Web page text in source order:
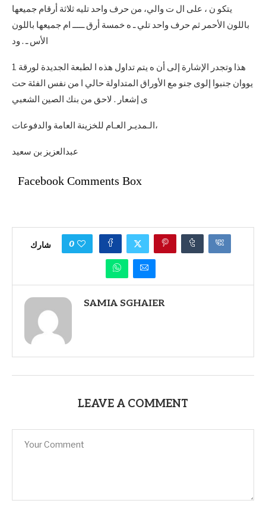
يتكو ن ، على ال ت والي، من حرف واحد تليه ثلاثة أرقام جميعها
باللون الأحمر ثم حرف واحد تلي ـ ه خمسة أرق ـــــ ام جميعها باللون
الأس ـ . ود
هذا وتجدر الإشارة إلى أن ه يتم تداول هذه ا لطبعة الجديدة لورقة 1
يووان جنبوا إلوى جنو مع الأوراق المتداولة حالي ا من نفس الفئة حت
ى إشعار . لاحق من بنك الصين الشعبي
الـمديـر العـام للخزينة العامة والدفوعات،
عبدالعزيز بن سعيد
Facebook Comments Box
شارك 0
SAMIA SGHAIER
LEAVE A COMMENT